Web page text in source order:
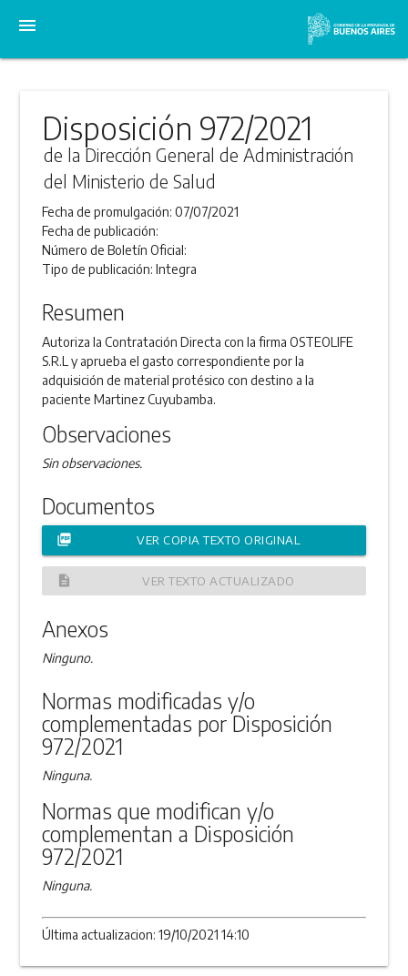
menu
Disposición 972/2021
de la Dirección General de Administración
del Ministerio de Salud
Fecha de promulgación:07/07/2021
Fecha de publicación:
Número de Boletín Oficial:
Tipo de publicación:Integra
Resumen
Autoriza la Contratación Directa con la firma OSTEOLIFE
S.R.L y aprueba el gasto correspondiente por la
adquisición de material protésico con destino a la
paciente Martinez Cuyubamba.
Observaciones
Sin observaciones.
Documentos
picture_as_pdf VER COPIA TEXTO ORIGINAL
description VER TEXTO ACTUALIZADO
Anexos
Ninguno.
Normas modificadas y/o
complementadas por Disposición
972/2021
Ninguna.
Normas que modifican y/o
complementan a Disposición
972/2021
Ninguna.
Última actualizacion: 19/10/2021 14:10